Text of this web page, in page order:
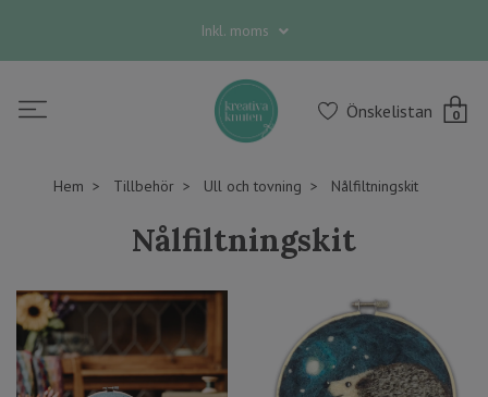
Inkl. moms
Önskelistan 0
Hem Tillbehör Ull och tovning Nålfiltningskit
Nålfiltningskit